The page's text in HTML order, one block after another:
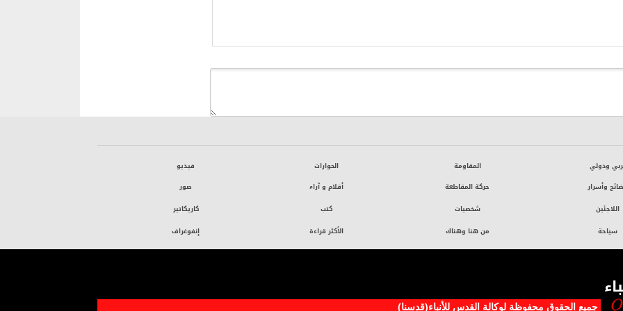
ودولي
وأسرار
اللاجئين
سياحة
المقاومة
حركة المقاطعة
شخصيات
من هنا وهناك
الحوارات
أقلام و آراء
كتب
الأكثر قراءة
فيديو
صور
كاريكاتير
إنفوغراف
جميع الحقوق محفوظة لوکالة القدس للأنباء(قدسنا)